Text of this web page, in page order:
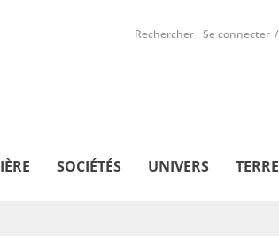
Rechercher Se connecter
SOCIÉTÉS UNIVERS TERRE